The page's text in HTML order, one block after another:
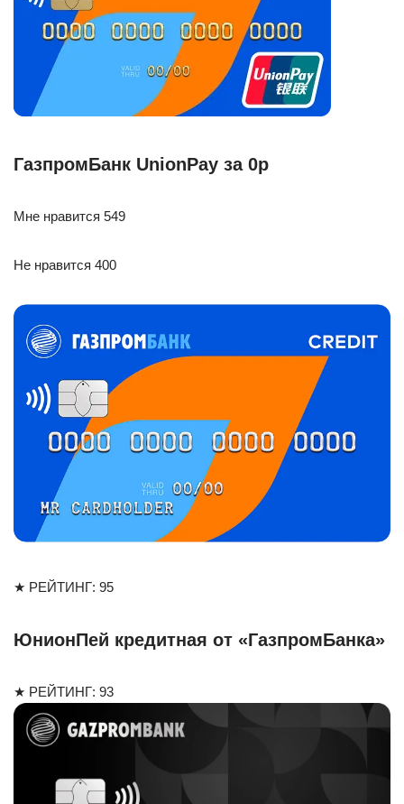
ГазпромБанк UnionPay за 0р
Мне нравится 549
Не нравится 400
★ РЕЙТИНГ: 95
ЮнионПей кредитная от «ГазпромБанка»
★ РЕЙТИНГ: 93